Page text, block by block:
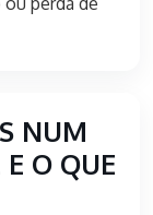
NUM
O QUE